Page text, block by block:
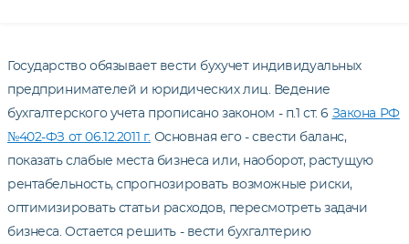
Государство обязывает вести бухучет индивидуальных
предпринимателей и юридических лиц. Ведение
бухгалтерского учета прописано законом - п.1 ст. 6 Закона РФ
№402-ФЗ от 06.12.2011 г. Основная его - свести баланс,
показать слабые места бизнеса или, наоборот, растущую
рентабельность, спрогнозировать возможные риски,
оптимизировать статьи расходов, пересмотреть задачи
бизнеса. Остается решить - вести бухгалтерию